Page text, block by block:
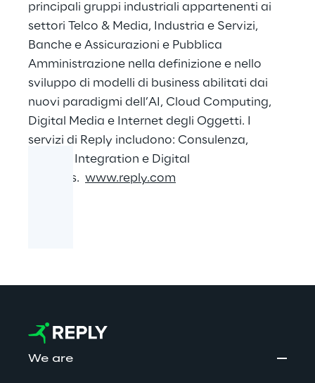
principali gruppi industriali appartenenti ai
settori Telco & Media, Industria e Servizi,
Banche e Assicurazioni e Pubblica
Amministrazione nella definizione e nello
sviluppo di modelli di business abilitati dai
nuovi paradigmi dell’AI, Cloud Computing,
Digital Media e Internet degli Oggetti. I
servizi di Reply includono: Consulenza,
System Integration e Digital
Services. www.reply.com
We are